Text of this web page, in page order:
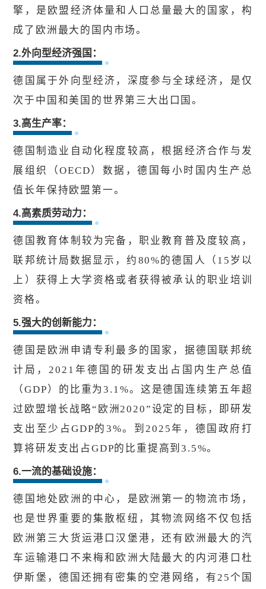
擎，是欧盟经济体量和人口总量最大的国家，构
成了欧洲最大的国内市场。
2.外向型经济强国：
德国属于外向型经济，深度参与全球经济，是仅
次于中国和美国的世界第三大出口国。
3.高生产率：
德国制造业自动化程度较高，根据经济合作与发
展组织（OECD）数据，德国每小时国内生产总
值长年保持欧盟第一。
4.高素质劳动力：
德国教育体制较为完备，职业教育普及度较高，
联邦统计局数据显示，约80%的德国人（15岁以
上）获得上大学资格或者获得被承认的职业培训
资格。
5.强大的创新能力：
德国是欧洲申请专利最多的国家，据德国联邦统
计局，2021年德国的研发支出占国内生产总值
（GDP）的比重为3.1%。这是德国连续第五年超
过欧盟增长战略“欧洲2020”设定的目标，即研发
支出至少占GDP的3%。到2025年，德国政府打
算将研发支出占GDP的比重提高到3.5%。
6.一流的基础设施：
德国地处欧洲的中心，是欧洲第一的物流市场，
也是世界重要的集散枢纽，其物流网络不仅包括
欧洲第三大货运港口汉堡港，还有欧洲最大的汽
车运输港口不来梅和欧洲大陆最大的内河港口杜
伊斯堡，德国还拥有密集的空港网络，有25个国